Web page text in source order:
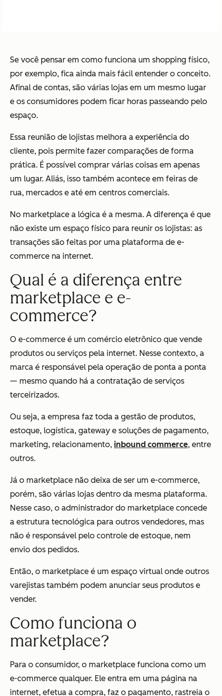
Se você pensar em como funciona um shopping físico,
por exemplo, fica ainda mais fácil entender o conceito.
Afinal de contas, são várias lojas em um mesmo lugar
e os consumidores podem ficar horas passeando pelo
espaço.
Essa reunião de lojistas melhora a experiência do
cliente, pois permite fazer comparações de forma
prática. É possível comprar várias coisas em apenas
um lugar. Aliás, isso também acontece em feiras de
rua, mercados e até em centros comerciais.
No marketplace a lógica é a mesma. A diferença é que
não existe um espaço físico para reunir os lojistas: as
transações são feitas por uma plataforma de e-
commerce na internet.
Qual é a diferença entre
marketplace e e-
commerce?
O e-commerce é um comércio eletrônico que vende
produtos ou serviços pela internet. Nesse contexto, a
marca é responsável pela operação de ponta a ponta
— mesmo quando há a contratação de serviços
terceirizados.
Ou seja, a empresa faz toda a gestão de produtos,
estoque, logística, gateway e soluções de pagamento,
marketing, relacionamento, inbound commerce, entre
outros.
Já o marketplace não deixa de ser um e-commerce,
porém, são várias lojas dentro da mesma plataforma.
Nesse caso, o administrador do marketplace concede
a estrutura tecnológica para outros vendedores, mas
não é responsável pelo controle de estoque, nem
envio dos pedidos.
Então, o marketplace é um espaço virtual onde outros
varejistas também podem anunciar seus produtos e
vender.
Como funciona o
marketplace?
Para o consumidor, o marketplace funciona como um
e-commerce qualquer. Ele entra em uma página na
internet, efetua a compra, faz o pagamento, rastreia o